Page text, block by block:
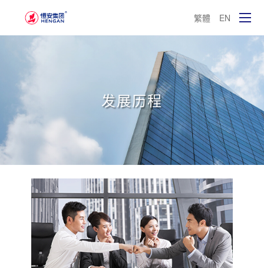
EN
繁體
发展历程